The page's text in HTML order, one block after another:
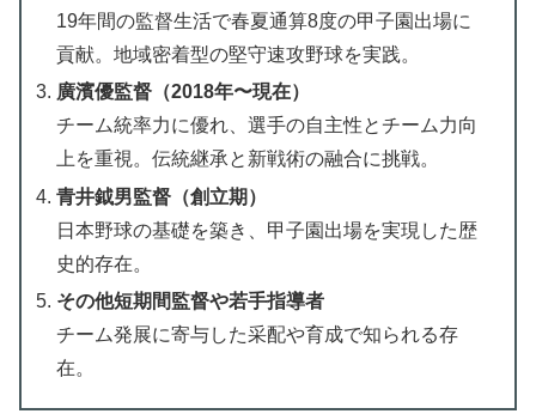
19年間の監督生活で春夏通算8度の甲子園出場に
貢献。地域密着型の堅守速攻野球を実践。
廣濱優監督（2018年〜現在）
チーム統率力に優れ、選手の自主性とチーム力向
上を重視。伝統継承と新戦術の融合に挑戦。
青井鉞男監督（創立期）
日本野球の基礎を築き、甲子園出場を実現した歴
史的存在。
その他短期間監督や若手指導者
チーム発展に寄与した采配や育成で知られる存
在。